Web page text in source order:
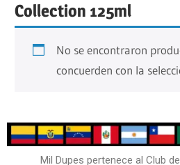
Collection 125ml
No se encontraron
concuerden con la
Mil Dupes pertenece al Club